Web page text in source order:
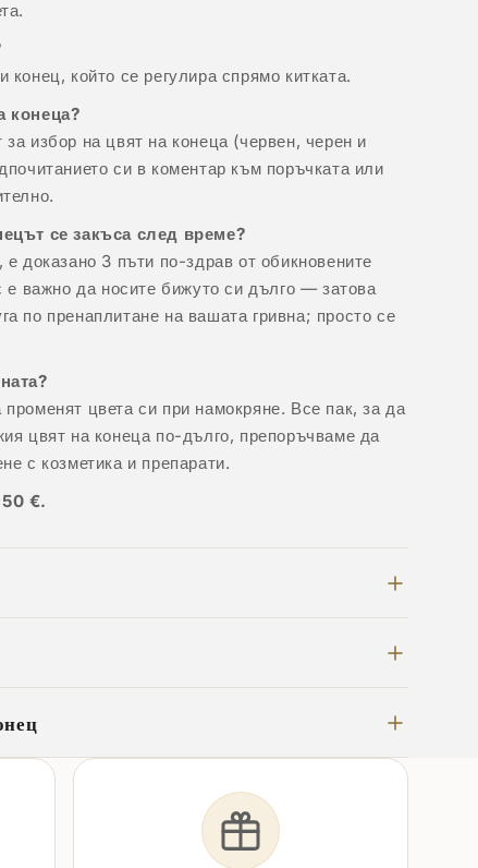
който се регулира спрямо китката.
конеца?
избор на цвят на конеца (червен, черен и
си в коментар към поръчката или
се закъса след време?
доказано 3 пъти по-здрав от обикновените
е важно да носите бижуто си дълго — затова
по пренаплитане на вашата гривна; просто се
цвета си при намокряне. Все пак, за да
цвят на конеца по-дълго, препоръчваме да
с козметика и препарати.
€.